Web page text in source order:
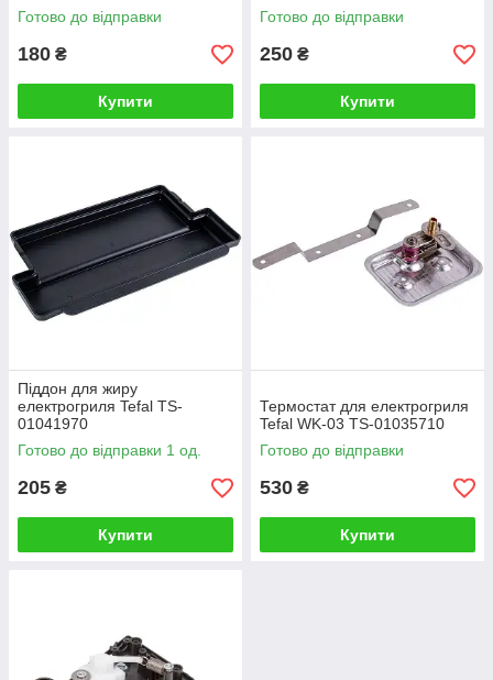
Готово до відправки
180 ₴
Купити
Готово до відправки
250 ₴
Купити
Піддон для жиру
електрогриля Tefal TS-
01041970
Готово до відправки 1 од.
205 ₴
Купити
Термостат для електрогриля
Tefal WK-03 TS-01035710
Готово до відправки
530 ₴
Купити